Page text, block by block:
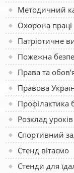
Методичний
Охорона праці
Патріотичне
Пожежна
Права та
Правова
Профілактика
Розклад уроків
Спортивний
Стенд вітаємо
Стенди для